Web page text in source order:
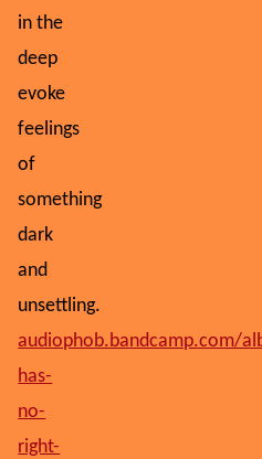
in the
deep
evoke
feelings
of
something
dark
and
unsettling.
audiophob.bandcamp.com/
has-
no-
right-